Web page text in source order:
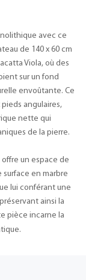
avec ce
de 140 x 60 cm
Viola, où des
sur un fond
envoûtante. Ce
angulaires,
nette qui
de la pierre.
un espace de
en marbre
lui conférant une
ainsi la
pièce incarne la